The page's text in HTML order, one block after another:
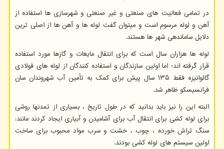
در تمامی فعالیت های صنعتی و غیر صنعتی و شهرسازی ها استفاده از
آهن و لوله مرسوم است و میتوان گفت لوله ها و آهن ها از اصلی ترین
دلایل ساماندهی شهر ها هستند.
لوله ها هزاران سال است که برای انتقال مایعات و گازها مورد استفاده
قرار گرفته اند؛ اما اولین سازندگان و استفاده کنندگان از لوله های فولادی
گالوانیزه فقط ۱۳۵ سال پیش برای کمک به تأمین آب شهروندان سان
فرانسیسکو ظاهر شد.
البته این را نیز باید بدانید که در طول تاریخ ، بسیاری از تمدنها روشی
برای لوله کشی برای انتقال آب برای آشامیدن و آبیاری ایجاد کردند مانند:
سنگ تراش خورده ، چوب ، خشت و سرب مواد محبوب برای ساخت
اولین سیستم های لوله کشی بودند.